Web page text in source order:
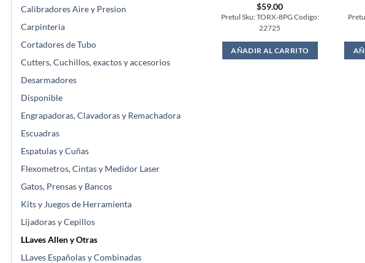
Calibradores Aire y Presion
Carpinteria
Cortadores de Tubo
Cutters, Cuchillos, exactos y accesorios
Desarmadores
Disponible
Engrapadoras, Clavadoras y Remachadora
Escuadras
Espatulas y Cuñas
Flexometros, Cintas y Medidor Laser
Gatos, Prensas y Bancos
Kits y Juegos de Herramienta
Lijadoras y Cepillos
LLaves Allen y Otras
LLaves Españolas y Combinadas
$59.00
Pretul Sku: TORX-8PG Codigo:
22725
AÑADIR AL CARRITO